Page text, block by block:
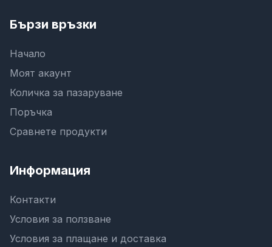
Бързи връзки
Начало
Моят акаунт
Количка за пазаруване
Поръчка
Сравнете продукти
Информация
Контакти
Условия за ползване
Условия за плащане и доставка